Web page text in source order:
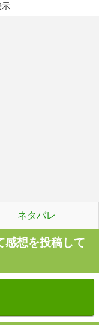
ネタバレ
感想を投稿して